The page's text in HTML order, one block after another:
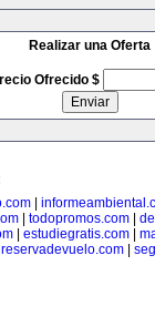
Realizar una Oferta
Ofrecido $
| todopromos.com|
estudiegratis.com
reservadevuelo.com